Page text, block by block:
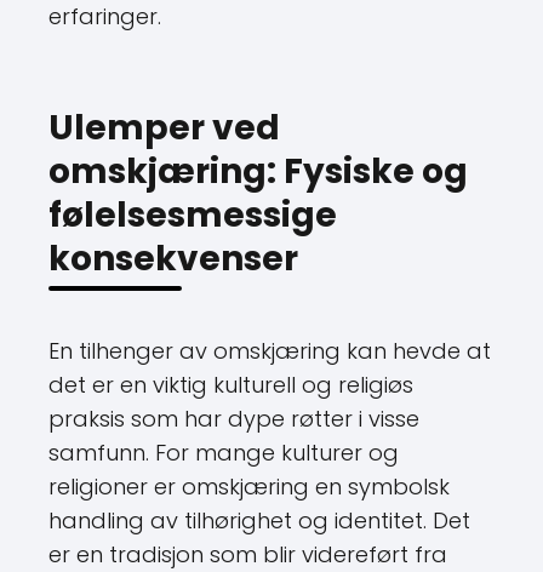
erfaringer.
Ulemper ved
omskjæring: Fysiske og
følelsesmessige
konsekvenser
En tilhenger av omskjæring kan hevde at
det er en viktig kulturell og religiøs
praksis som har dype røtter i visse
samfunn. For mange kulturer og
religioner er omskjæring en symbolsk
handling av tilhørighet og identitet. Det
er en tradisjon som blir videreført fra